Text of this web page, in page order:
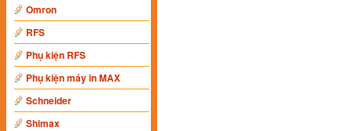
Omron
RFS
Phụ kiện RFS
Phụ kiện máy in MAX
Schneider
Shimax